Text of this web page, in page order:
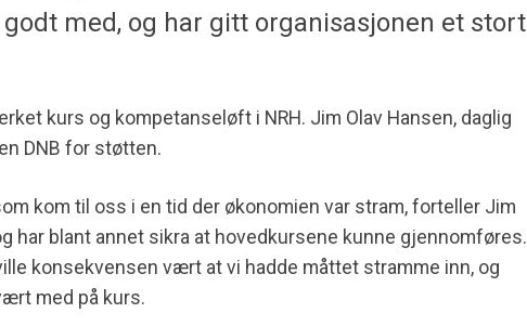
med, og har gitt organisasjonen et stort
kurs og kompetanseløft i NRH. Jim Olav Hansen, daglig
DNB for støtten.
kom til oss i en tid der økonomien var stram, forteller Jim
har blant annet sikra at hovedkursene kunne gjennomføres.
konsekvensen vært at vi hadde måttet stramme inn, og
med på kurs.